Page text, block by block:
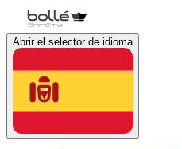
Abrir el selector de idioma